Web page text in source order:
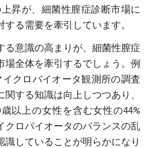
昇が、細菌性膣症診断市場に
る需要を牽引しています。
る意識の高まりが、細菌性膣症
場全体を牽引するでしょう。例
イクロバイオータ観測所の調査
する知識は向上しつつあり、
以上の女性を含む女性の44%
クロバイオータのバランスの乱
していることが明らかになり